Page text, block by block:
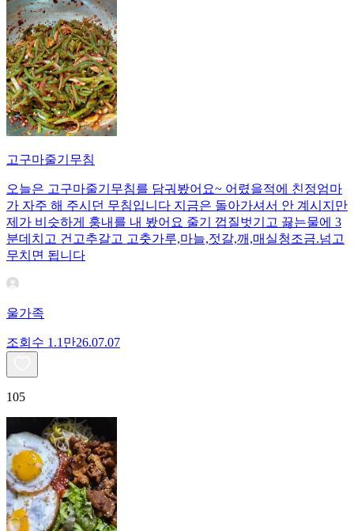
고구마줄기무침
오늘은 고구마줄기무침를 담궈봤어요~ 어렸을적에 친정엄마
가 자주 해 주시던 무침입니다 지금은 돌아가셔서 안 계시지만
제가 비슷하게 훙내를 내 봤어요 줄기 껍질벗기고 끓는물에 3
분데치고 건고추갈고 고춧가루,마늘,젓갈,깨,매실청조금.넘고
무치면 됩니다
울가족
조회수 1.1만26.07.07
105